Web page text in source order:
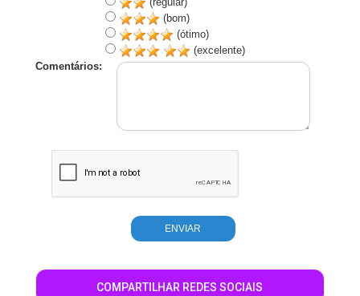
(bom)
(ótimo)
(excelente)
Comentários:
COMPARTILHAR REDES SOCIAIS